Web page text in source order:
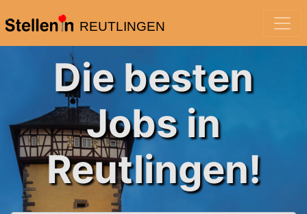
REUTLINGEN
Die besten
Jobs in
Reutlingen!